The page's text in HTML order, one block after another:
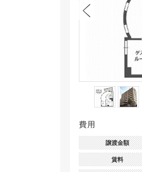
費用
譲渡金額
賃料